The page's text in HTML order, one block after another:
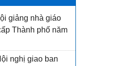
giảng nhà giáo
Thành phố năm
nghị giao ban